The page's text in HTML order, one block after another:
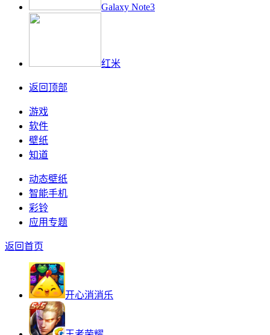
Galaxy Note3
红米
返回顶部
游戏
软件
壁纸
知道
动态壁纸
智能手机
彩铃
应用专题
返回首页
开心消消乐